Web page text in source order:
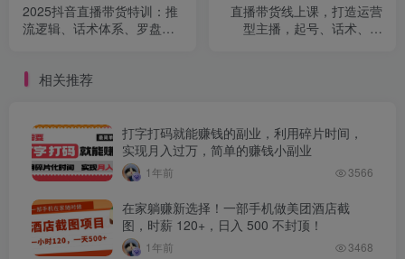
2025抖音直播带货特训：推
流逻辑、话术体系、罗盘运
直播带货线上课，打造运营
型主播，起号、话术、运
相关推荐
打字打码就能赚钱的副业，利用碎片时间，
实现月入过万，简单的赚钱小副业
1年前 3566
在家躺赚新选择！一部手机做美团酒店截
图，时薪 120+，日入 500 不封顶！
1年前 3468